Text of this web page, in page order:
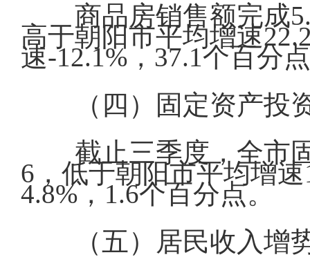
商品房销售额完成
高于朝阳市平均增速
速-12.1%，37.1个百分
（四）固定资产投
截止三季度，全市
6，低于朝阳市平均增
4.8%，1.6个百分点。
（五）居民收入增